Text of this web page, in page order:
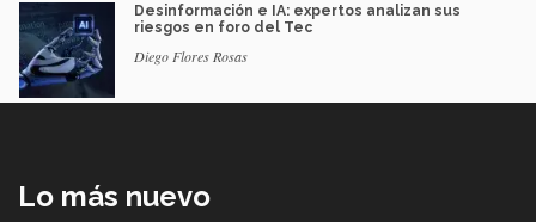
Desinformación e IA: expertos analizan sus
riesgos en foro del Tec
Diego Flores Rosas
Lo más nuevo